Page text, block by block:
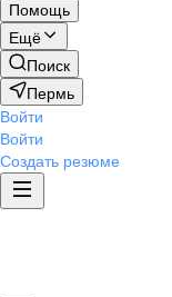
Помощь
Ещё
Поиск
Пермь
Войти
Войти
Создать резюме